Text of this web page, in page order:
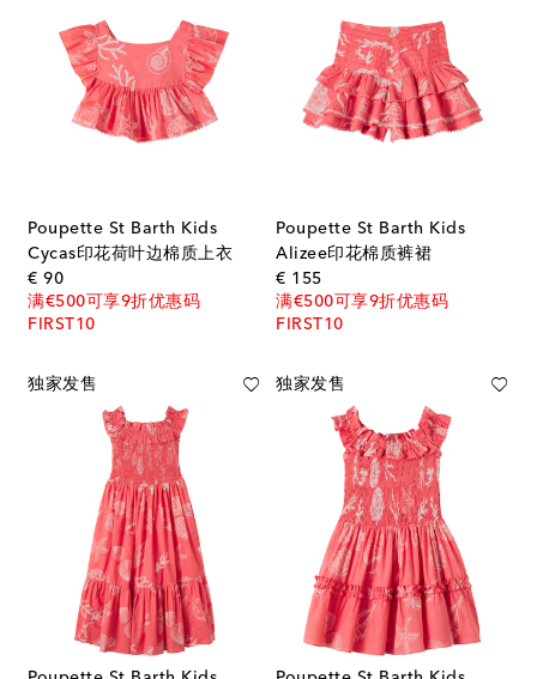
Poupette St Barth Kids
Cycas印花荷叶边棉质上衣
€ 90original price
满€500可享9折优惠码
FIRST10
Poupette St Barth Kids
Alizee印花棉质裤裙
€ 155original price
满€500可享9折优惠码
FIRST10
独家发售 独家发售